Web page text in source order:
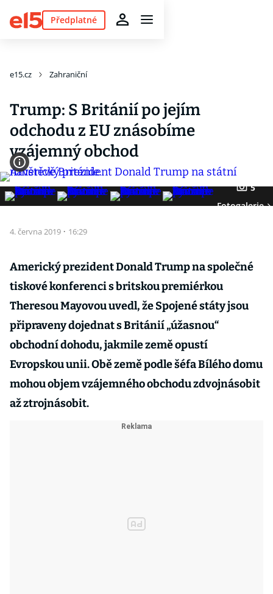
Předplatné
e15.cz Zahraniční
Trump: S Británií po jejím
odchodu z EU znásobíme
vzájemný obchod
5
Fotogalerie
4. června 2019 · 16:29
Americký prezident Donald Trump na společné
tiskové konferenci s britskou premiérkou
Theresou Mayovou uvedl, že Spojené státy jsou
připraveny dojednat s Británií „úžasnou“
obchodní dohodu, jakmile země opustí
Evropskou unii. Obě země podle šéfa Bílého domu
mohou objem vzájemného obchodu zdvojnásobit
až ztrojnásobit.